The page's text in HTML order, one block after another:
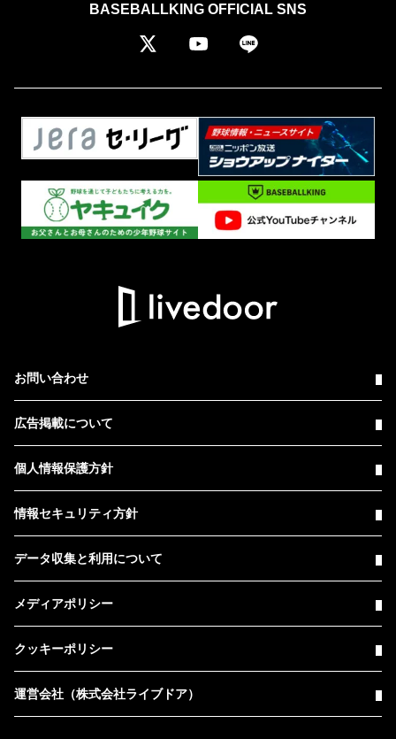
BASEBALLKING OFFICIAL SNS
お問い合わせ
広告掲載について
個人情報保護方針
情報セキュリティ方針
データ収集と利用について
メディアポリシー
クッキーポリシー
運営会社（株式会社ライブドア）